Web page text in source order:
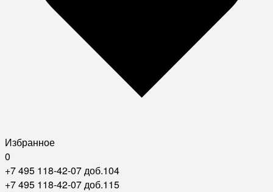
Избранное
0
+7 495 118-42-07 доб.104
+7 495 118-42-07 доб.115